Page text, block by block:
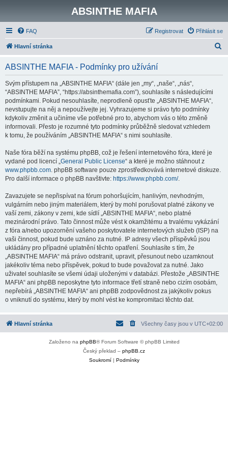
ABSINTHE MAFIA
FAQ Přihlásit se
Registrovat
Hlavní stránka
ABSINTHE MAFIA - Podmínky pro užívání
Svým přístupem na „ABSINTHE MAFIA“ (dále jen „my“, „naše“, „nás“,
“ABSINTHE MAFIA”, “https://absinthemafia.com”), souhlasíte s následujícími
podmínkami. Pokud nesouhlasíte, neprodleně opusťte „ABSINTHE MAFIA“,
nevstupujte na něj a nepoužívejte jej. Vyhrazujeme si právo tyto podmínky
kdykoliv změnit a učiníme vše potřebné pro to, abychom vás o této změně
informovali. Přesto je rozumné tyto podmínky průběžně sledovat vzhledem
k tomu, že používáním „ABSINTHE MAFIA“ s nimi souhlasíte.
Naše fóra běží na systému phpBB, což je řešení internetového fóra, které je
vydané pod licencí „General Public License“ a které je možno stáhnout z
www.phpbb.com. phpBB software pouze zprostředkovává internetové diskuze.
Pro další informace o phpBB navštivte: https://www.phpbb.com/.
Zavazujete se nepřispívat na fórum pohoršujícím, hanlivým, nevhodným,
vulgárním nebo jiným materiálem, který by mohl porušovat platné zákony ve
vaší zemi, zákony v zemi, kde sídlí „ABSINTHE MAFIA“, nebo platné
mezinárodní právo. Tato činnost může vést k okamžitému a trvalému vykázání
z fóra a/nebo upozornění vašeho poskytovatele internetových služeb (ISP) na
vaši činnost, pokud bude uznáno za nutné. IP adresy všech příspěvků jsou
ukládány pro případné uplatnění těchto opatření. Souhlasíte s tím, že
„ABSINTHE MAFIA“ má právo odstranit, upravit, přesunout nebo uzamknout
jakékoliv téma nebo příspěvek, pokud to bude považovat za nutné. Jako
uživatel souhlasíte se všemi údaji uloženými v databázi. Přestože „ABSINTHE
MAFIA“ ani phpBB neposkytne tyto informace třetí straně nebo cizím osobám,
nepřebírá „ABSINTHE MAFIA“ ani phpBB zodpovědnost za jakýkoliv pokus
o vniknutí do systému, který by mohl vést ke kompromitaci těchto dat.
Hlavní stránka Všechny časy jsou v UTC+02:00
Založeno na phpBB® Forum Software © phpBB Limited
Český překlad – phpBB.cz
Soukromí| Podmínky